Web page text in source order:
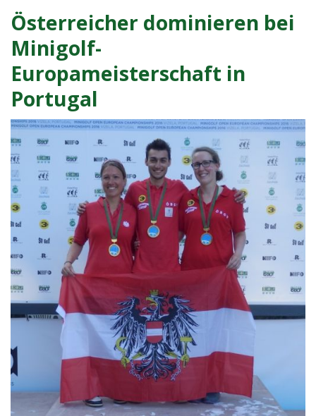
erfands?
Österreicher dominieren bei
Minigolf-
Europameisterschaft in
Portugal